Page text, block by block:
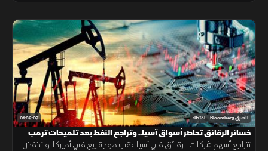
01:32:07 الشرق Bloomberg اقتصاد
خسائر الرقائق تحاصر أسواق آسيا.. وتراجع النفط بعد تلميحات ترمب
بالتهدئة
تتراجع أسهم شركات الرقائق في آسيا عقب موجة بيع في أميركا. وانخفض